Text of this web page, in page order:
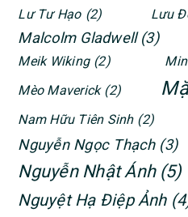
Lư Tư Hạo (2) Lưu
Malcolm Gladwell (3)
Meik Wiking (2)
Mèo Maverick (2)
Nam Hữu Tiên Sinh (2)
Nguyễn Ngọc Thạch (3)
Nguyễn Nhật Ánh (5)
Nguyệt Hạ Điệp Ảnh